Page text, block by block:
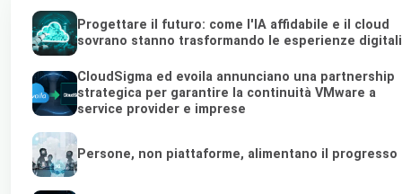
Progettare il futuro: come l'IA affidabile e il cloud
sovrano stanno trasformando le esperienze digitali
CloudSigma ed evoila annunciano una partnership
strategica per garantire la continuità VMware a
service provider e imprese
Persone, non piattaforme, alimentano il progresso